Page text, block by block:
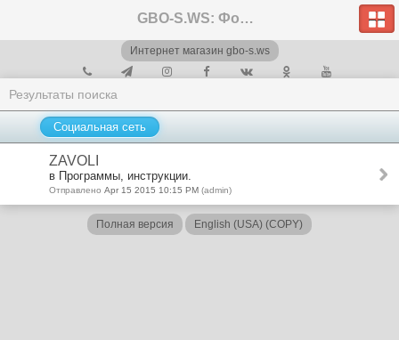
GBO-S.WS: Форум
Интернет магазин gbo-s.ws
Результаты поиска
Социальная сеть
ZAVOLI
в Программы, инструкции.
Отправлено Apr 15 2015 10:15 PM (admin)
Полная версия English (USA) (COPY)